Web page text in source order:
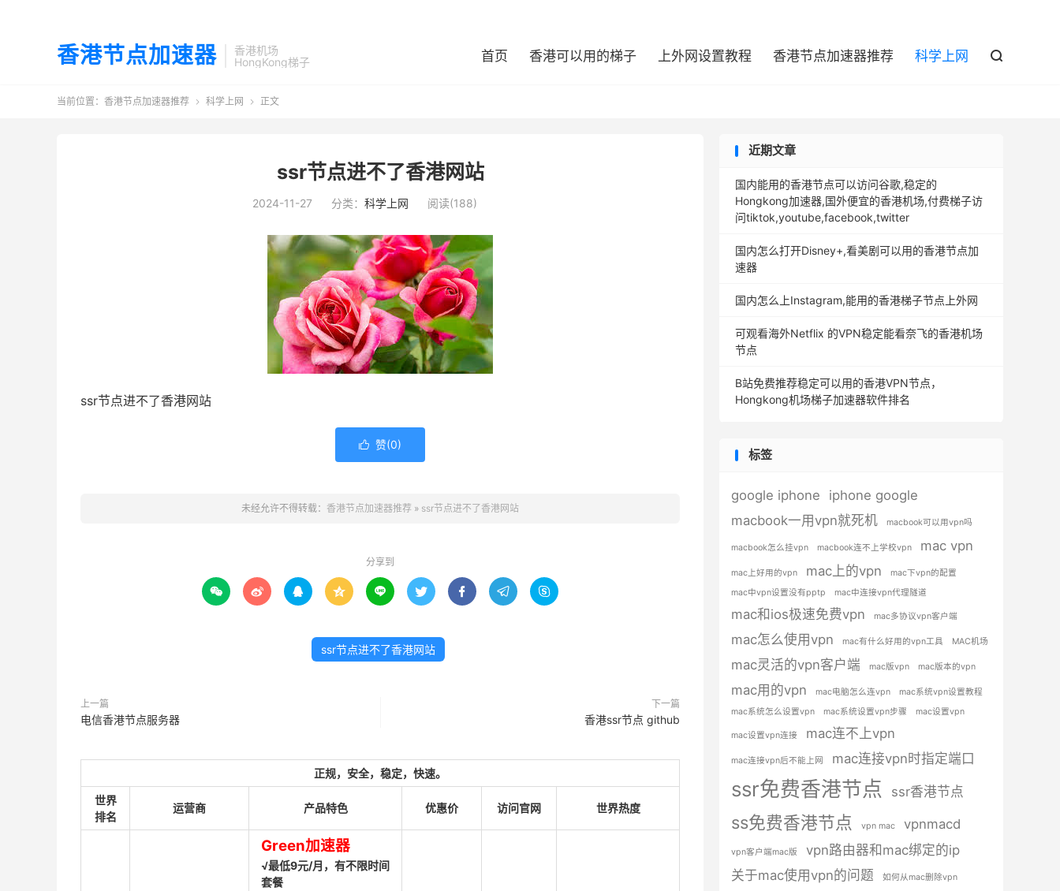
香港节点加速器
香港机场
HongKong梯子
首页 香港可以用的梯子 上外网设置教程 香港节点加速器推荐 科学上网 
当前位置： 香港节点加速器推荐  科学上网  正文
ssr节点进不了香港网站
2024-11-27 分类： 科学上网 阅读(188)
ssr节点进不了香港网站
 赞(0)
未经允许不得转载： 香港节点加速器推荐 » ssr节点进不了香港网站
分享到
        
ssr节点进不了香港网站
上一篇
电信香港节点服务器
下一篇
香港ssr节点 github
正规，安全，稳定，快速。
世界
排名
运营商 产品特色 优惠价 访问官网 世界热度
Green加速器
√最低9元/月，有不限时间
套餐
近期文章
国内能用的香港节点可以访问谷歌,稳定的
Hongkong加速器,国外便宜的香港机场,付费梯子访
问tiktok,youtube,facebook,twitter
国内怎么打开Disney+,看美剧可以用的香港节点加
速器
国内怎么上Instagram,能用的香港梯子节点上外网
可观看海外Netflix 的VPN稳定能看奈飞的香港机场
节点
B站免费推荐稳定可以用的香港VPN节点，
Hongkong机场梯子加速器软件排名
标签
google iphone
iphone google
macbook一用vpn就死机
macbook可以用vpn吗
macbook怎么挂vpn macbook连不上学校vpn mac vpn
mac上好用的vpn mac上的vpn
mac下vpn的配置
mac中vpn设置没有pptp
mac中连接vpn代理隧道
mac和ios极速免费vpn mac多协议vpn客户端
mac怎么使用vpn mac有什么好用的vpn工具 MAC机场
mac灵活的vpn客户端 mac版vpn mac版本的vpn
mac用的vpn mac电脑怎么连vpn
mac系统vpn设置教程
mac系统怎么设置vpn
mac系统设置vpn步骤 mac设置vpn
mac设置vpn连接 mac连不上vpn
mac连接vpn后不能上网 mac连接vpn时指定端口
ssr免费香港节点 ssr香港节点
ss免费香港节点 vpn mac vpnmacd
vpn客户端mac版
vpn路由器和mac绑定的ip
关于mac使用vpn的问题
如何从mac删除vpn